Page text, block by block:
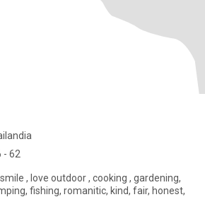
- 62
, love outdoor , cooking , gardening,
fishing, romanitic, kind, fair, honest,